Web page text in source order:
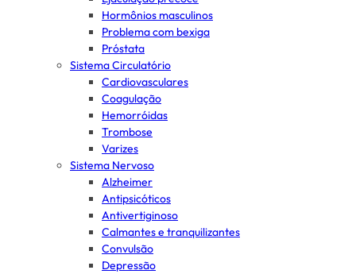
Hormônios masculinos
Problema com bexiga
Próstata
Sistema Circulatório
Cardiovasculares
Coagulação
Hemorróidas
Trombose
Varizes
Sistema Nervoso
Alzheimer
Antipsicóticos
Antivertiginoso
Calmantes e tranquilizantes
Convulsão
Depressão